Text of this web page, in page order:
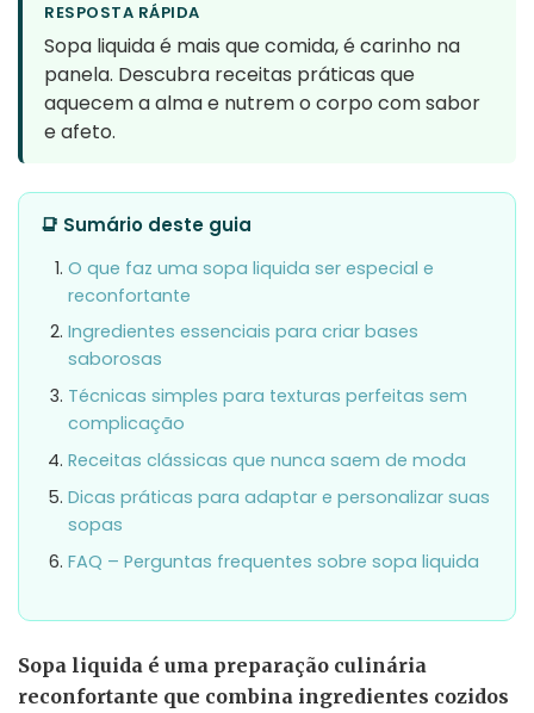
RESPOSTA RÁPIDA
Sopa liquida é mais que comida, é carinho na
panela. Descubra receitas práticas que
aquecem a alma e nutrem o corpo com sabor
e afeto.
📑 Sumário deste guia
O que faz uma sopa liquida ser especial e
reconfortante
Ingredientes essenciais para criar bases
saborosas
Técnicas simples para texturas perfeitas sem
complicação
Receitas clássicas que nunca saem de moda
Dicas práticas para adaptar e personalizar suas
sopas
FAQ – Perguntas frequentes sobre sopa liquida
Sopa liquida é uma preparação culinária
reconfortante que combina ingredientes cozidos